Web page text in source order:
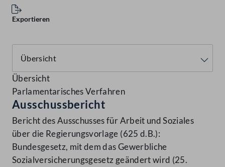
Exportieren
Übersicht
Parlamentarisches Verfahren
Ausschussbericht
Bericht des Ausschusses für Arbeit und Soziales
über die Regierungsvorlage (625 d.B.):
Bundesgesetz, mit dem das Gewerbliche
Sozialversicherungsgesetz geändert wird (25.